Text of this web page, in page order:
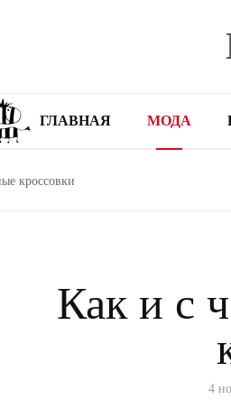
ГЛАВНАЯ МОДА
кроссовки
Как и с
4